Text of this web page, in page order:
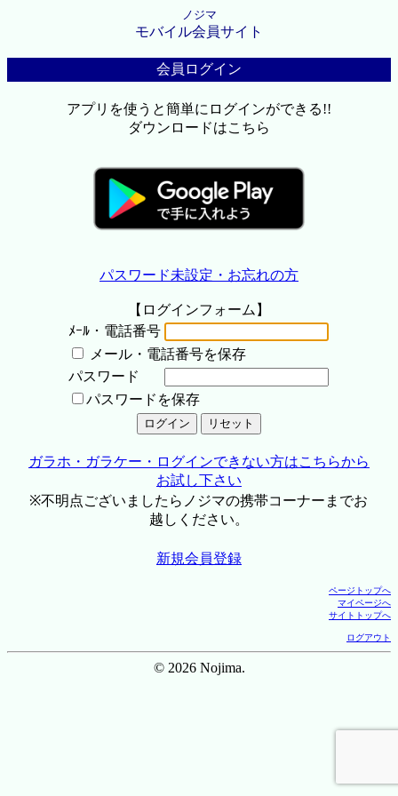
ノジマ
モバイル会員サイト
会員ログイン
アプリを使うと簡単にログインができる!!
ダウンロードはこちら
パスワード未設定・お忘れの方
【ログインフォーム】
ﾒｰﾙ・電話番号
メール・電話番号を保存
パスワード
パスワードを保存
ガラホ・ガラケー・ログインできない方はこちらから
お試し下さい
※不明点ございましたらノジマの携帯コーナーまでお
越しください。
新規会員登録
ページトップへ
マイページへ
サイトトップへ
ログアウト
© 2026 Nojima.